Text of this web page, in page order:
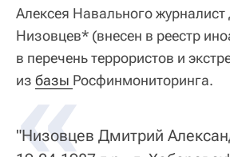
Алексея Навального
Низовцев* (внесен в реестр
в перечень террористов и
из базы Росфинмониторинга.
«
"Низовцев Дмитрий